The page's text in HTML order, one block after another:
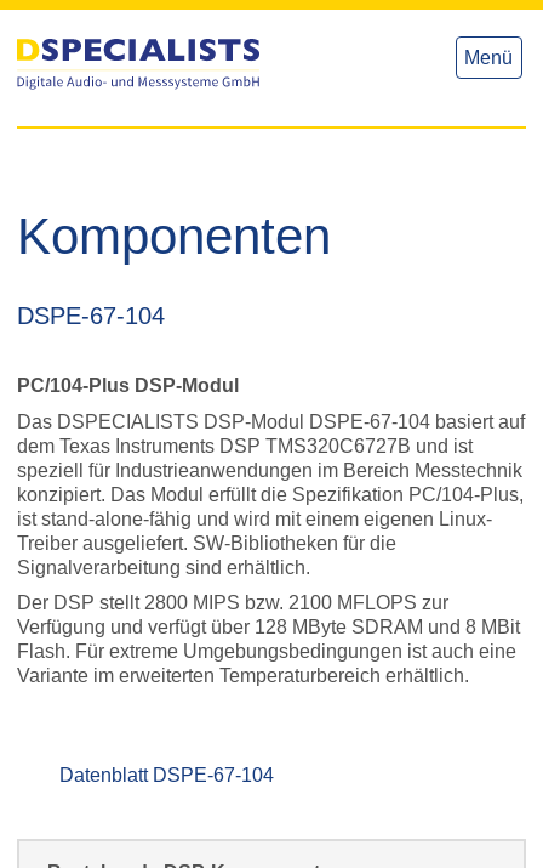
Inhalt
Menü
Komponenten
DSPE-67-104
PC/104-Plus DSP-Modul
Das DSPECIALISTS DSP-Modul DSPE-67-104 basiert auf
dem Texas Instruments DSP TMS320C6727B und ist
speziell für Industrieanwendungen im Bereich Messtechnik
konzipiert. Das Modul erfüllt die Spezifikation PC/104-Plus,
ist stand-alone-fähig und wird mit einem eigenen Linux-
Treiber ausgeliefert. SW-Bibliotheken für die
Signalverarbeitung sind erhältlich.
Der DSP stellt 2800 MIPS bzw. 2100 MFLOPS zur
Verfügung und verfügt über 128 MByte SDRAM und 8 MBit
Flash. Für extreme Umgebungsbedingungen ist auch eine
Variante im erweiterten Temperaturbereich erhältlich.
Datenblatt DSPE-67-104
Inhalt